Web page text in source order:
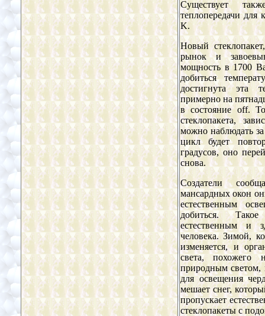
Существует
теплопередачи для
K.
Новый
рынок и
мощность в 1700
добиться
достигнута эта
примерно на
в состояние off.
стеклопакета,
можно наблюдать
цикл будет
градусов, оно
снова.
Создатели
мансардных окон
естественным
добиться.
естественным и
человека. Зимой,
изменяется, и
света, похожего
природным светом,
для освещения
мешает снег,
пропускает
стеклопакеты с